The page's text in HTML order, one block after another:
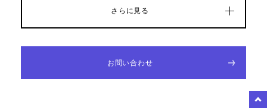
さらに見る
お問い合わせ